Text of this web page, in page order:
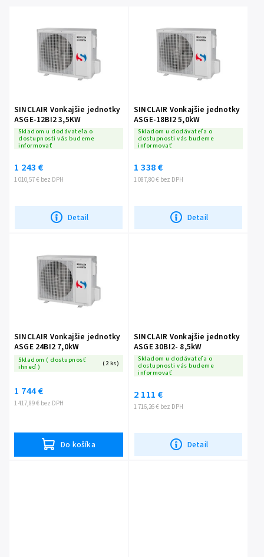
SINCLAIR Vonkajšie jednotky
ASGE-12BI2 3,5KW
Skladom u dodávateľa o
dostupnosti vás budeme
informovať
1 010,57 € bez DPH
1 243 €
Detail
SINCLAIR Vonkajšie jednotky
ASGE-18BI2 5,0kW
Skladom u dodávateľa o
dostupnosti vás budeme
informovať
1 087,80 € bez DPH
1 338 €
Detail
SINCLAIR Vonkajšie jednotky
ASGE 24BI2 7,0kW
Skladom ( dostupnosť
ihneď )
(2 ks)
1 417,89 € bez DPH
1 744 €
Do košíka
SINCLAIR Vonkajšie jednotky
ASGE 30BI2- 8,5kW
Skladom u dodávateľa o
dostupnosti vás budeme
informovať
1 716,26 € bez DPH
2 111 €
Detail